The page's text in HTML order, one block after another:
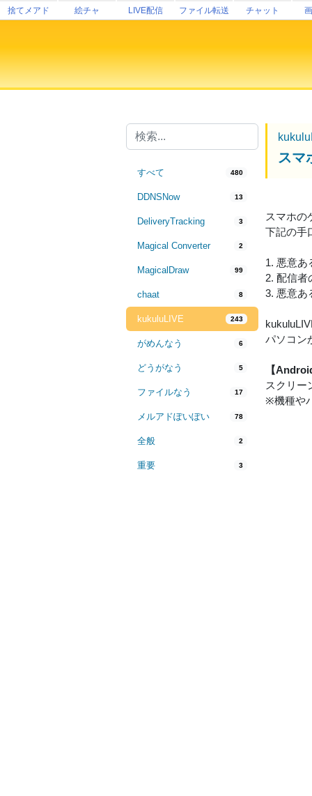
捨てメアド 絵チャ LIVE配信 ファイル転送 チャット
すべて 480
DDNSNow 13
DeliveryTracking 3
Magical Converter 2
MagicalDraw 99
chaat 8
kukuluLIVE 243
がめんなう 6
どうがなう 5
ファイルなう 17
メルアドぽいぽい 78
全般 2
重要 3
スマ
スマホの
下記の手
1. 悪意あ
2. 配信者
3. 悪意あ
パソコン
【
スクリー
※機種や